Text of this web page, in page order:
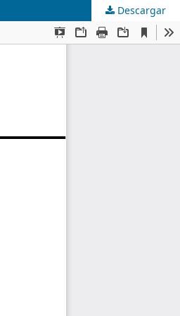
Descargar